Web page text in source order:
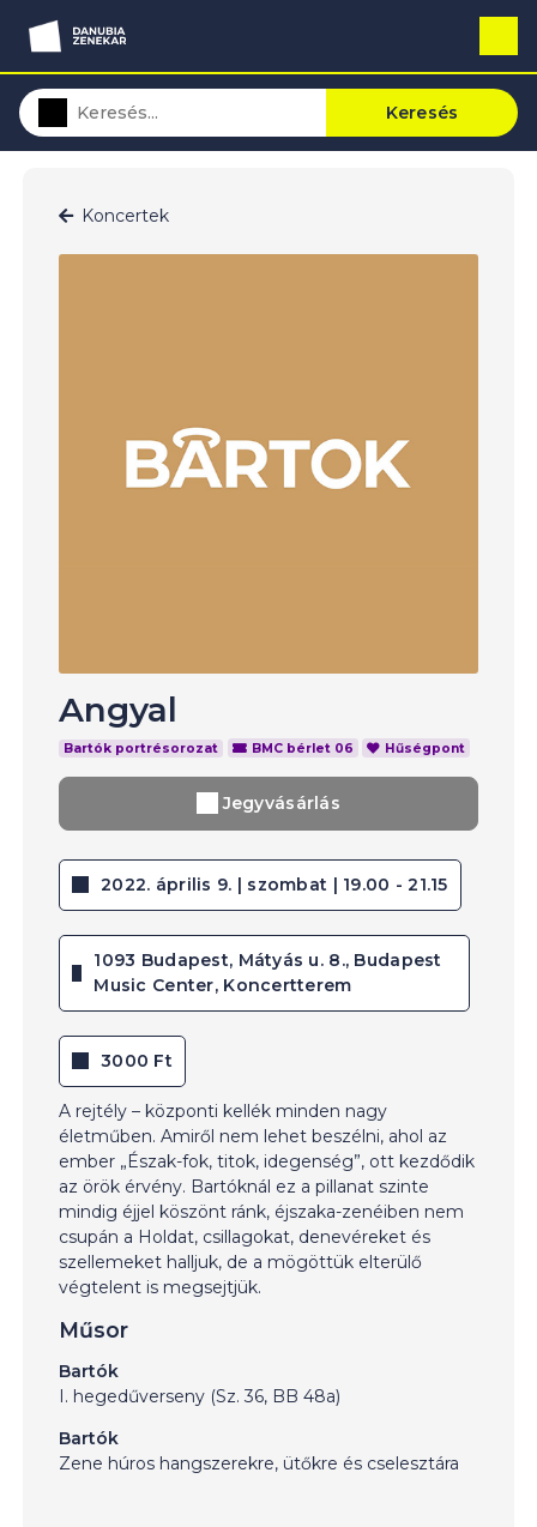
Keresés
Koncertek
Angyal
Bartók portrésorozat BMC bérlet 06 Hűségpont
Jegyvásárlás
2022. április 9. | szombat | 19.00 - 21.15
1093 Budapest, Mátyás u. 8., Budapest
Music Center, Koncertterem
3000 Ft
A rejtély – központi kellék minden nagy
életműben. Amiről nem lehet beszélni, ahol az
ember „Észak-fok, titok, idegenség”, ott kezdődik
az örök érvény. Bartóknál ez a pillanat szinte
mindig éjjel köszönt ránk, éjszaka-zenéiben nem
csupán a Holdat, csillagokat, denevéreket és
szellemeket halljuk, de a mögöttük elterülő
végtelent is megsejtjük.
Műsor
Bartók
I. hegedűverseny (Sz. 36, BB 48a)
Bartók
Zene húros hangszerekre, ütőkre és cselesztára